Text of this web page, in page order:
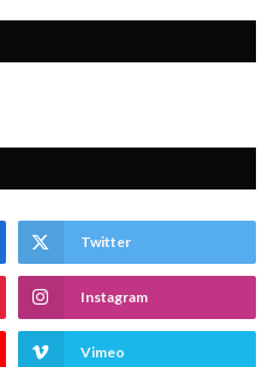
Twitter
Instagram
Vimeo